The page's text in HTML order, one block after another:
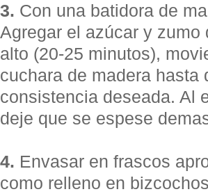
3. Con una batidora de
Agregar el azúcar y
alto (20-25 minutos),
cuchara de madera hasta
consistencia deseada. Al
deje que se espese
4. Envasar en frascos
como relleno en